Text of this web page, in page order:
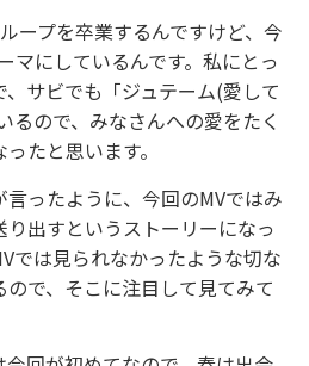
ープを卒業するんですけど、今
マにしているんです。私にとっ
サビでも「ジュテーム(愛して
るので、みなさんへの愛をたく
たと思います。
ったように、今回のMVではみ
出すというストーリーになっ
では見られなかったような切な
で、そこに注目して見てみて